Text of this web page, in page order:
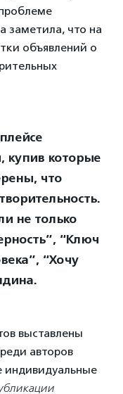
заметила, что на
объявлений о
купив которые
что
не только
“Ключ
“Хочу
выставлены
авторов
индивидуальные